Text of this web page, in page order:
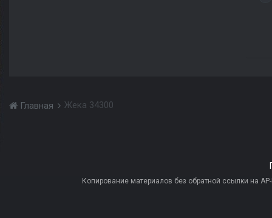
Главная Жека 34300
Копирование материалов без обратной ссылки на